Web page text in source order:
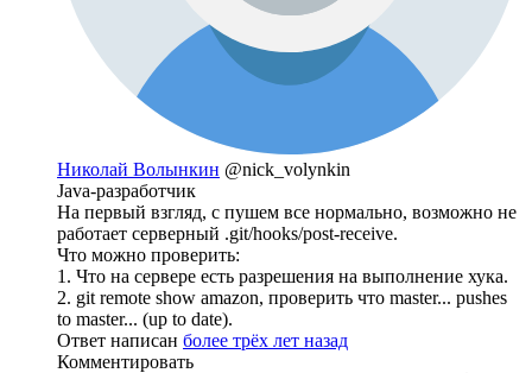
Николай Волынкин @nick_volynkin
Java-разработчик
На первый взгляд, с пушем все нормально, возможно не
работает серверный .git/hooks/post-receive.
Что можно проверить:
1. Что на сервере есть разрешения на выполнение хука.
2. git remote show amazon, проверить что master... pushes
to master... (up to date).
Ответ написан более трёх лет назад
Комментировать